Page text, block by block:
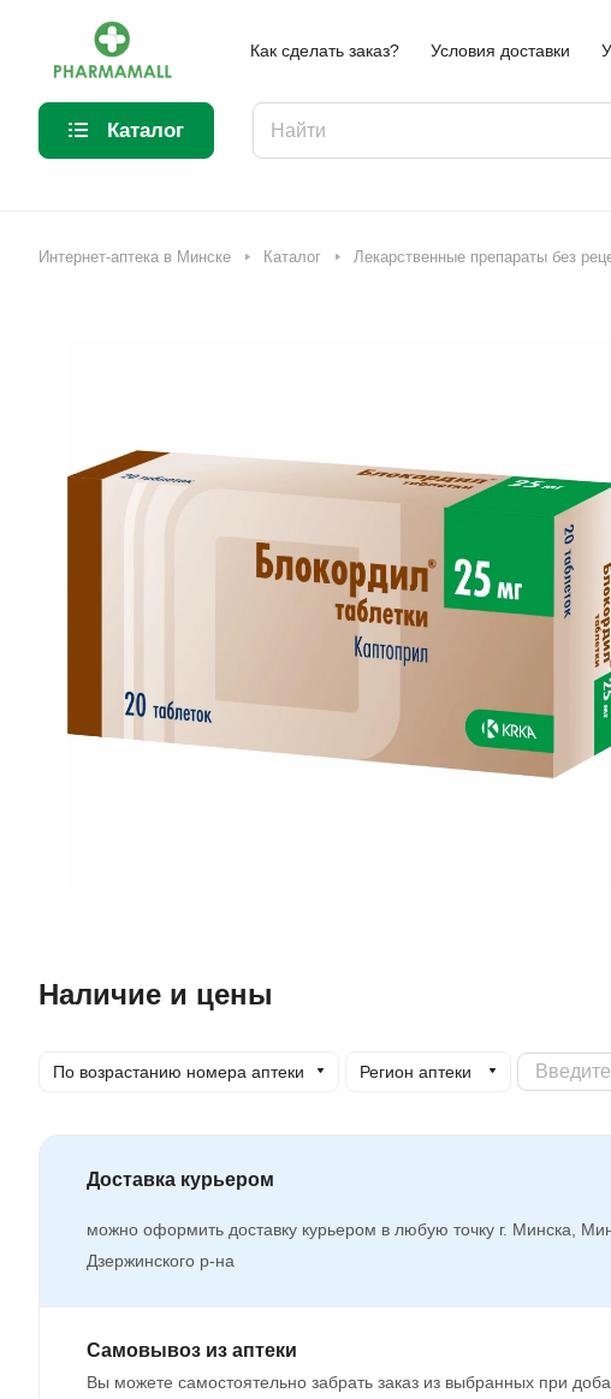
Как сделать заказ? Условия доставки
Каталог
Интернет-аптека в Минске Каталог Лекарственные препараты без
Наличие и цены
По возрастанию номера аптеки Регион аптеки
Доставка курьером
можно оформить доставку курьером в любую точку г. Минска,
Дзержинского р-на
Самовывоз из аптеки
Вы можете самостоятельно забрать заказ из выбранных при